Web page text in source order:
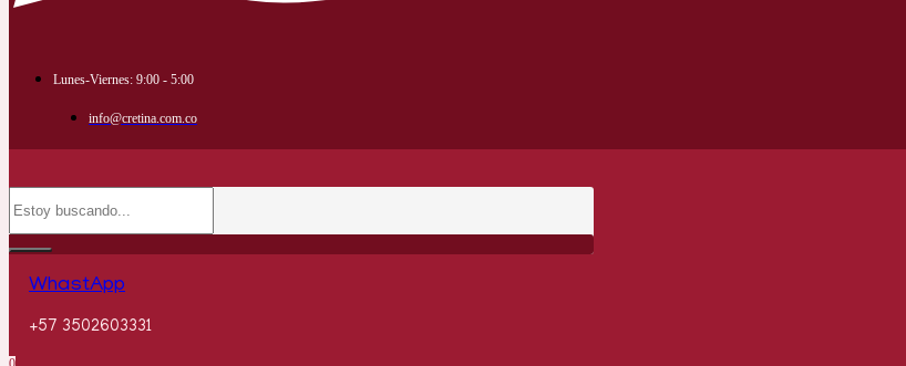
Lunes-Viernes: 9:00 - 5:00
info@cretina.com.co
WhastApp
+57 3502603331